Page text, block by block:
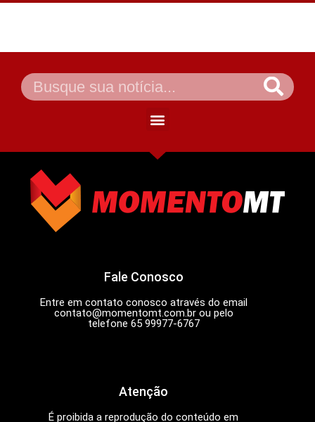
Fale Conosco
Entre em contato conosco através do email
contato@momentomt.com.brou pelo
telefone 65 99977-6767
Atenção
É proibida a reprodução do conteúdo em